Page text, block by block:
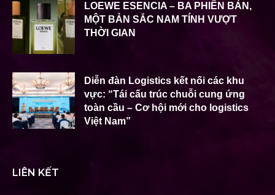
LOEWE ESENCIA – BA PHIÊN BẢN,
MỘT BẢN SẮC NAM TÍNH VƯỢT
THỜI GIAN
Diễn đàn Logistics kết nối các khu
vực: “Tái cấu trúc chuỗi cung ứng
toàn cầu – Cơ hội mới cho logistics
Việt Nam”
LIÊN KẾT